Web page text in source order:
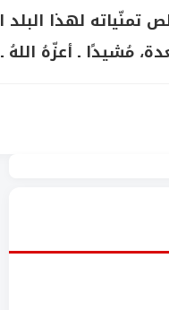
تمنّياته لهذا
مُشيدًا ـ أعزّهُ اللهُ